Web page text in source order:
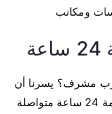
ومكاتب
مشرف؟ يسرنا أن
نقدم لكم خدمة تنظيف منازل خدمة 24 ساعة متواصلة